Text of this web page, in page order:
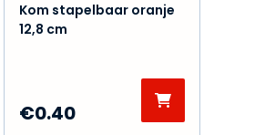
Kom stapelbaar oranje
12,8 cm
€0.40